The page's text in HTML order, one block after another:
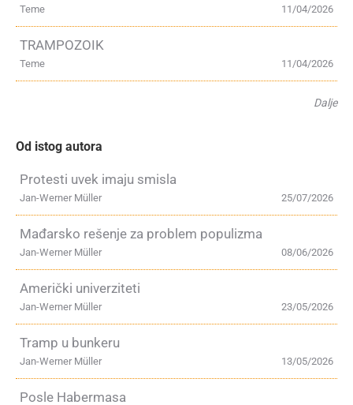
11/04/2026
Teme
TRAMPOZOIK
11/04/2026
Teme
Dalje
Od istog autora
Protesti uvek imaju smisla
25/07/2026
Jan-Werner Müller
Mađarsko rešenje za problem populizma
08/06/2026
Jan-Werner Müller
Američki univerziteti
23/05/2026
Jan-Werner Müller
Tramp u bunkeru
13/05/2026
Jan-Werner Müller
Posle Habermasa